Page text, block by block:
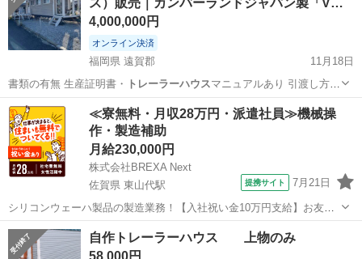
ス）販売｜カンバーランドジャパン製「V…
4,000,000円
オンライン決済
福岡県 遠賀郡
11月18日
書類の有無 生産証明書・
トレーラーハウスマニュアルあり 引渡し方
法…
福岡 遠賀郡 その他 テラス
≪寮無料・月収28万円・派遣社員≫機械操
作・製造補助
月給230,000円
株式会社BREXA Next
佐賀県 東山代駅
提携サイト 7月21日
シリコンウェーハ製品の製造業務！【入社祝い金10万円支給】お友達
やカップルとの応募OK◎年間休日129日＆休出なしでプライベート充
実♪業務はクリーンルームで快適作業◎自社正社員登用制度あり★1食
300円～の格安食堂あり！《佐...
佐賀 伊万里市 東山代駅 その他
自作トレーラーハウス 上物のみ
58,000円